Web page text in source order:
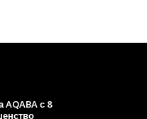
AQABA с 8